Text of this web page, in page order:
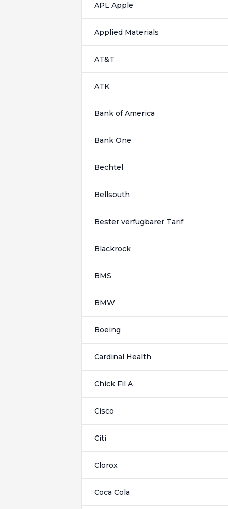
APL Apple
Applied Materials
AT&T
ATK
Bank of America
Bank One
Bechtel
Bellsouth
Bester verfügbarer Tarif
Blackrock
BMS
BMW
Boeing
Cardinal Health
Chick Fil A
Cisco
Citi
Clorox
Coca Cola